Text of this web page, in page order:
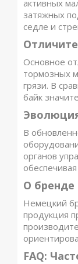
активных
затяжных
седле и
Основное
тормозных
грязи. В
байк
В
органов
О бренде
Немецкий
продукция
FAQ: